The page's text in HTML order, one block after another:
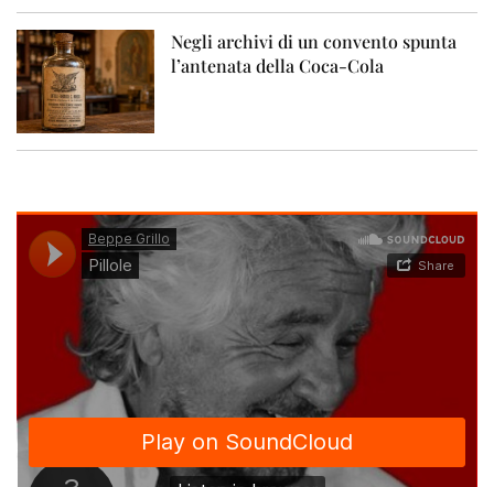
Negli archivi di un convento spunta
l’antenata della Coca-Cola